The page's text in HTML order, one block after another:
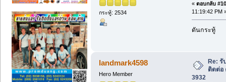
กระทู้: 2534
« ตอบกลับ
11:19:42 PM
ดันกระทู้
landmark4598
Hero Member
Re: รั
ติดต่อ
3932